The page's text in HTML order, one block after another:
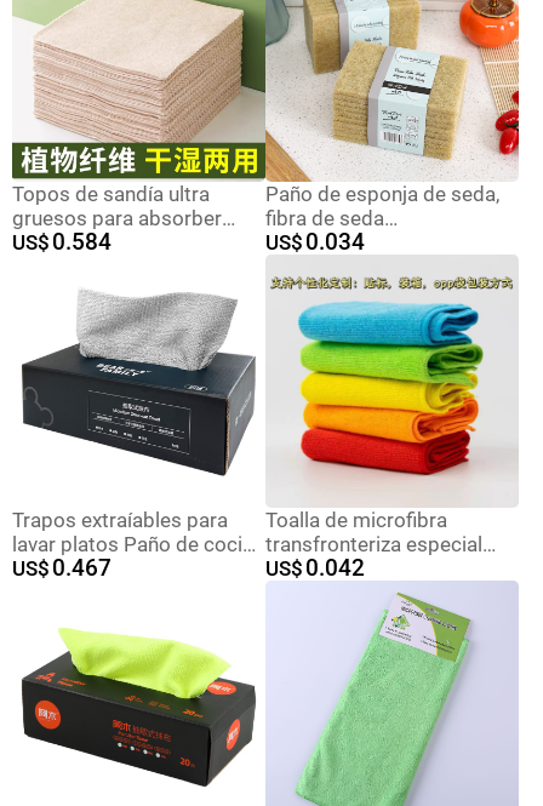
Topos de sandía ultra
gruesos para absorber
agua y aceite doméstico
engrosar el lavado de
platos para la limpieza
perezosa de la cocina
US$ 0.584
Paño de esponja de seda,
fibra de seda
biodegradable, paño de
respetuoso con el medio
ambiente y duradero
US$ 0.034
Trapos extraíables para
lavar platos Paño de cocina
de microfibra absorbente
perezosos al por mayor
US$ 0.467
Toalla de microfibra
transfronteriza especial
para lavar platos artículos
de cocina de limpieza
multifuncional
US$ 0.042